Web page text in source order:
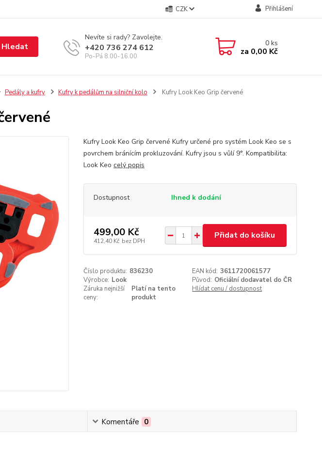
CZK Přihlášení
Hledat
Nevíte si rady? Zavolejte.
+420 736 274 612
Po-Pá 8.00-16.00
0ks
za 0,00 Kč
Pedály a kufry Kufry k pedálům na silniční kolo Kufry Look Keo Grip červené
Kufry Look Keo Grip červené Kufry určené pro systém Look Keo se s
povrchem bránícím prokluzování. Kufry jsou s vůlí 9°. Kompatibilita:
Look Keo celý popis
Dostupnost Ihned k dodání
499,00 Kč
412,40 Kč bez DPH
Přidat do košíku
Číslo produktu: 836230 EAN kód: 3611720061577
Výrobce: Look Původ: Oficiální dodavatel do ČR
Záruka nejnižší
ceny:
Platí na tento
produkt
Hlídat cenu / dostupnost
Komentáře 0